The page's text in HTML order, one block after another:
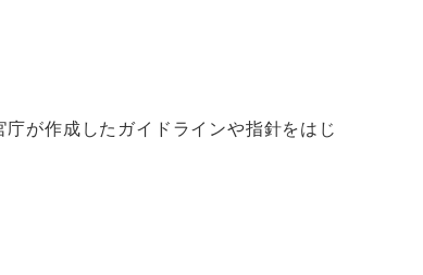
が作成したガイドラインや指針をはじ